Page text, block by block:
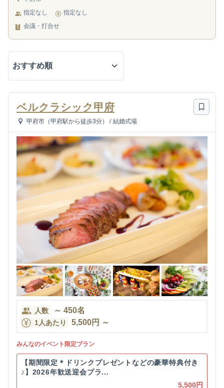
指定なし
指定なし
会議・打合せ
ベルクラシック甲府
甲府市（甲府駅から徒歩3分） / 結婚式場
人数 ～ 450名
1人あたり 5,500円 ～
みんなのイベント限定プラン
【期間限定＊ドリンクプレゼントなどの豪華特典付き
♪】2026年歓送迎会プラ...
5,500円